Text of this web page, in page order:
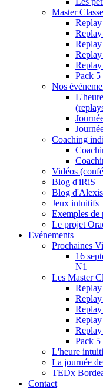
Master
Pack 5
Nos
Coaching
Vidéos
Blog d'iRiS
Blog
Jeux intuitifs
Exemples de
Le projet
Evénements
Prochaines
16
N1
Les Master
Pack 5
L'heure
La journée
TEDx
Contact